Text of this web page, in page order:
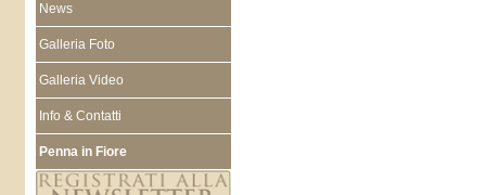
News
Galleria Foto
Galleria Video
Info & Contatti
Penna in Fiore